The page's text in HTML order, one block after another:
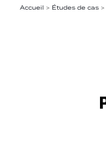
Accueil > Études de cas>